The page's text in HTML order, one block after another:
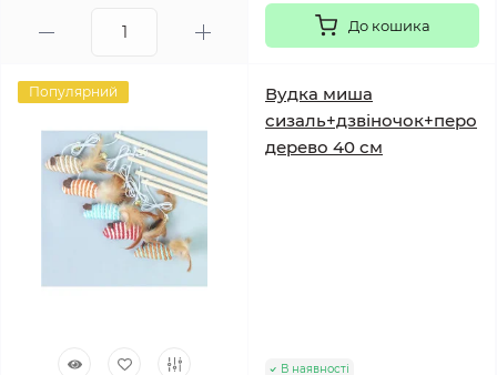
До кошика
Популярний
Вудка миша
сизаль+дзвіночок+перо
дерево 40 см
В наявності